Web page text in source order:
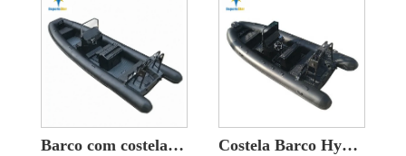
Barco com costela de alumínio Costela Barco Hypalon